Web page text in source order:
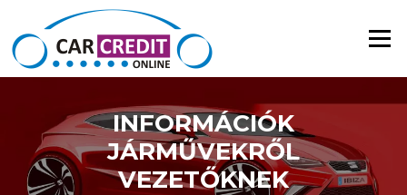
Ugrás a tartalomra
Menü
INFORMÁCIÓK
JÁRMŰVEKRŐL
VEZETŐKNEK